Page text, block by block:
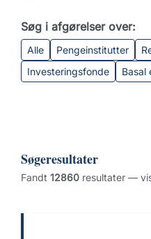
Søg i afgørelser over:
Alle Pengeinstitutter
Investeringsfonde
Basal
Søgeresultater
Fandt 12860 resultater —